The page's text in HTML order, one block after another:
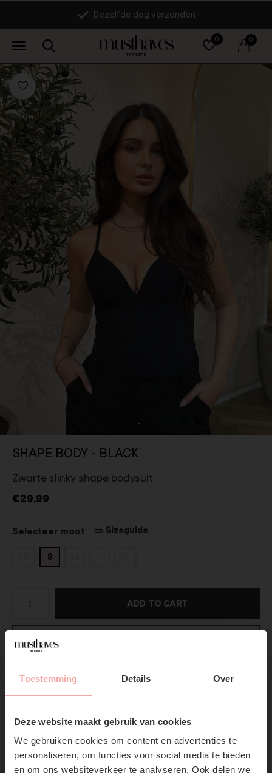
Toestemming Details Over
Deze website maakt gebruik van cookies
We gebruiken cookies om content en advertenties te
personaliseren, om functies voor social media te bieden
en om ons websiteverkeer te analyseren. Ook delen we
SUBSCRIBE NOW & GET
10% OFF YOUR FIRST
ORDER!
Don't miss out on our trendy new drops or exclusive
0 0
Dezelfde dag verzonden
SHAPE BODY - BLACK
Zwarte slinky shape bodysuit
€29,99
Selecteer maat Sizeguide
S
ADD TO CART
Gratis verzending Vanaf €75,-
Productpagina
Verzenden & Retourneren